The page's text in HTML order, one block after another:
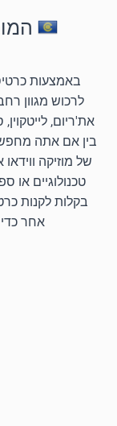
באמצעות
לרכוש מגוון
בין אם אתה מחפש
של מוזיקה
טכנולוגיים או
בקלות לקנות
אחר